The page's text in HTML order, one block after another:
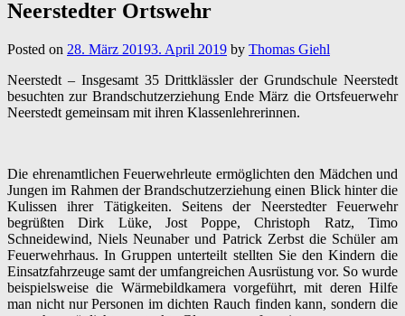
Neerstedter Ortswehr
Posted on 28. März 20193. April 2019 by Thomas Giehl
Neerstedt – Insgesamt 35 Drittklässler der Grundschule Neerstedt
besuchten zur Brandschutzerziehung Ende März die Ortsfeuerwehr
Neerstedt gemeinsam mit ihren Klassenlehrerinnen.
Die ehrenamtlichen Feuerwehrleute ermöglichten den Mädchen und
Jungen im Rahmen der Brandschutzerziehung einen Blick hinter die
Kulissen ihrer Tätigkeiten. Seitens der Neerstedter Feuerwehr
begrüßten Dirk Lüke, Jost Poppe, Christoph Ratz, Timo
Schneidewind, Niels Neunaber und Patrick Zerbst die Schüler am
Feuerwehrhaus. In Gruppen unterteilt stellten Sie den Kindern die
Einsatzfahrzeuge samt der umfangreichen Ausrüstung vor. So wurde
beispielsweise die Wärmebildkamera vorgeführt, mit deren Hilfe
man nicht nur Personen im dichten Rauch finden kann, sondern die